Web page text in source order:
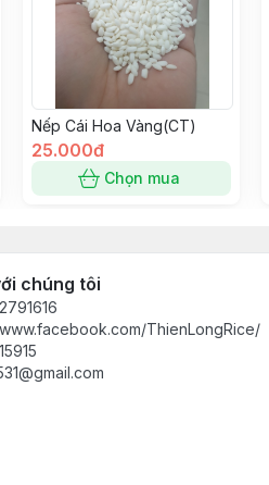
Nếp Cái Hoa Vàng(CT)
25.000đ
Chọn mua
chúng tôi
ThienLongRice/